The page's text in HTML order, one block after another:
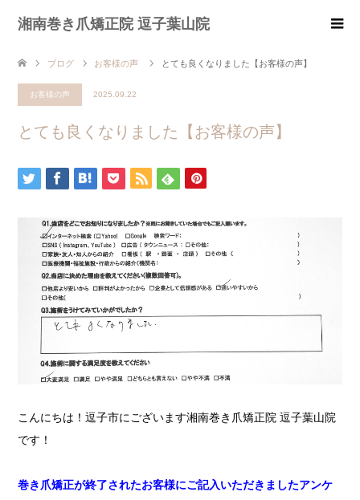
湘南巻き爪矯正院 逗子葉山院
ブログ お客様の声 とても良くなりました【お客様の声】
お客様の声 2025.09.22
とても良くなりました【お客様の声】
こんにちは！ 逗子市にございます湘南巻き爪矯正院 逗子葉山院
です！
巻き爪矯正が終了されたお客様にご記入いただきましたアンケ